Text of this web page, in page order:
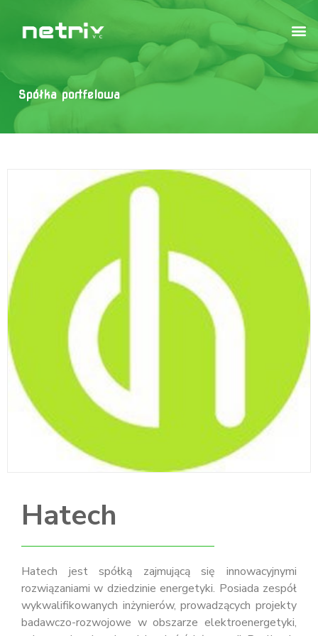
Spółka portfelowa
Hatech
Hatech jest spółką zajmującą się innowacyjnymi
rozwiązaniami w dziedzinie energetyki. Posiada zespół
wykwalifikowanych inżynierów, prowadzących projekty
badawczo-rozwojowe w obszarze elektroenergetyki,